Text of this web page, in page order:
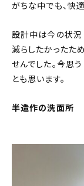
がちな中でも、快
設計中は今の状況
減らしたかったた
せんでした。今思
とも思います。
半造作の洗面所